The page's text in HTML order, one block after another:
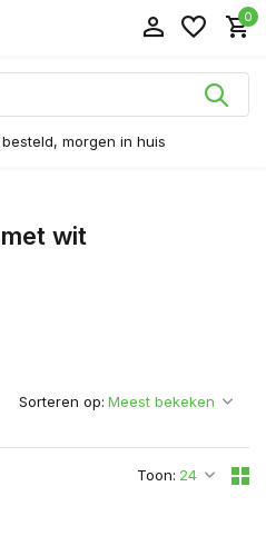
0
morgen in huis
wit
Toon:
Sorteren op: